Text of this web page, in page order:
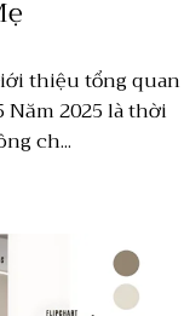
thiệu tổng quan
2025 là thời
ch...